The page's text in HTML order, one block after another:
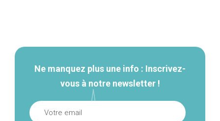
Ne manquez plus une info : Inscrivez-
vous à notre newsletter !